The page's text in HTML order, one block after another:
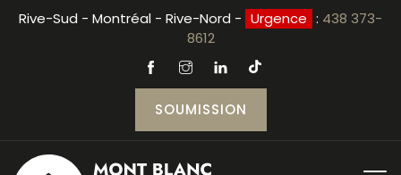
Rive-Sud - Montréal - Rive-Nord - Urgence : 438 373-
8612
SOUMISSION